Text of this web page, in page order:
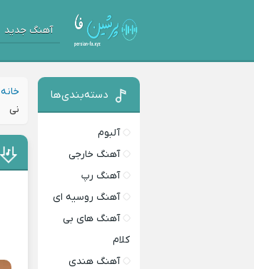
آهنگ جدید
خانه
نی
دسته‌بندی‌ها
آلبوم
آهنگ خارجی
آهنگ رپ
آهنگ روسیه ای
آهنگ های بی
کلام
آهنگ هندی